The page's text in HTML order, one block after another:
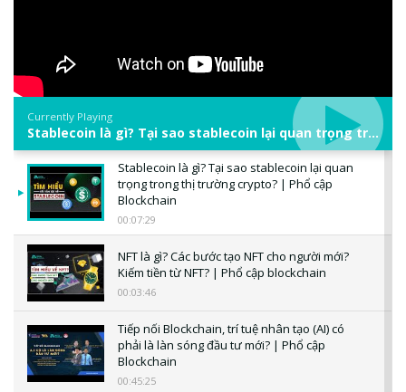
Currently Playing
Stablecoin là gì? Tại sao stablecoin lại quan trọng trong thị trường crypto? | Phổ cập Blockchain
Stablecoin là gì? Tại sao stablecoin lại quan
trọng trong thị trường crypto? | Phổ cập
Blockchain
00:07:29
NFT là gì? Các bước tạo NFT cho người mới?
Kiếm tiền từ NFT? | Phổ cập blockchain
00:03:46
Tiếp nối Blockchain, trí tuệ nhân tạo (AI) có
phải là làn sóng đầu tư mới? | Phổ cập
Blockchain
00:45:25